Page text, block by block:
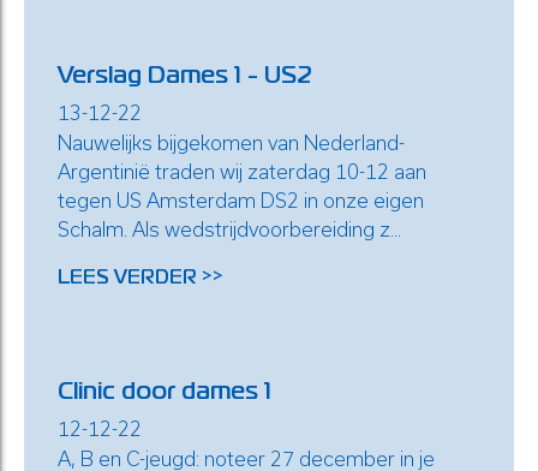
Verslag Dames 1 - US2
13-12-22
Nauwelijks bijgekomen van Nederland-
Argentinië traden wij zaterdag 10-12 aan
tegen US Amsterdam DS2 in onze eigen
Schalm. Als wedstrijdvoorbereiding z...
LEES VERDER >>
Clinic door dames 1
12-12-22
A, B en C-jeugd: noteer 27 december in je